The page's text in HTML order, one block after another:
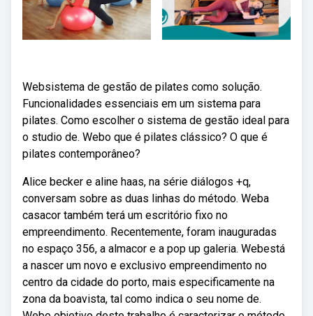
Websistema de gestão de pilates como solução.
Funcionalidades essenciais em um sistema para
pilates. Como escolher o sistema de gestão ideal para
o studio de. Webo que é pilates clássico? O que é
pilates contemporâneo?
Alice becker e aline haas, na série diálogos +q,
conversam sobre as duas linhas do método. Weba
casacor também terá um escritório fixo no
empreendimento. Recentemente, foram inauguradas
no espaço 356, a almacor e a pop up galeria. Webestá
a nascer um novo e exclusivo empreendimento no
centro da cidade do porto, mais especificamente na
zona da boavista, tal como indica o seu nome de.